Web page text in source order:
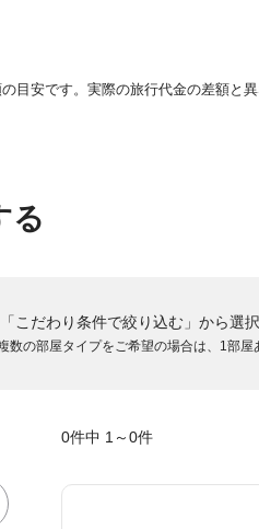
目安です。実際の旅行代金の差額と
る
こだわり条件で絞り込む」から選択
の部屋タイプをご希望の場合は、1部屋
0件中 1～0件